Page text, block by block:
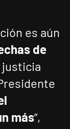
es aún
de
justicia
más”,